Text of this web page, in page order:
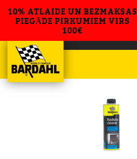
10% ATLAIDE UN BEZMAKSAS
PIEGĀDE PIRKUMIEM VIRS
100€